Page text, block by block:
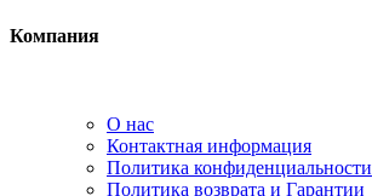
Компания
О нас
Контактная информация
Политика конфиденциальности
Политика возврата и Гарантии